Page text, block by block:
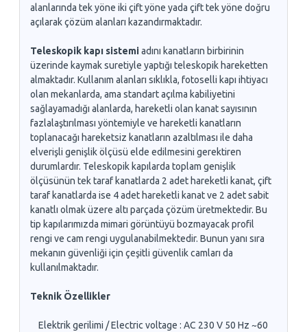
alanlarında tek yöne iki çift yöne yada çift tek yöne doğru
açılarak çözüm alanları kazandırmaktadır.
Teleskopik kapı sistemiadını kanatların birbirinin
üzerinde kaymak suretiyle yaptığı teleskopik hareketten
almaktadır. Kullanım alanları sıklıkla, fotoselli kapı ihtiyacı
olan mekanlarda, ama standart açılma kabiliyetini
sağlayamadığı alanlarda, hareketli olan kanat sayısının
fazlalaştırılması yöntemiyle ve hareketli kanatların
toplanacağı hareketsiz kanatların azaltılması ile daha
elverişli genişlik ölçüsü elde edilmesini gerektiren
durumlardır. Teleskopik kapılarda toplam genişlik
ölçüsünün tek taraf kanatlarda 2 adet hareketli kanat, çift
taraf kanatlarda ise 4 adet hareketli kanat ve 2 adet sabit
kanatlı olmak üzere altı parçada çözüm üretmektedir. Bu
tip kapılarımızda mimari görüntüyü bozmayacak profil
rengi ve cam rengi uygulanabilmektedir. Bunun yanı sıra
mekanın güvenliği için çeşitli güvenlik camları da
kullanılmaktadır.
Teknik Özellikler
Elektrik gerilimi / Electric voltage : AC 230 V 50 Hz ~60